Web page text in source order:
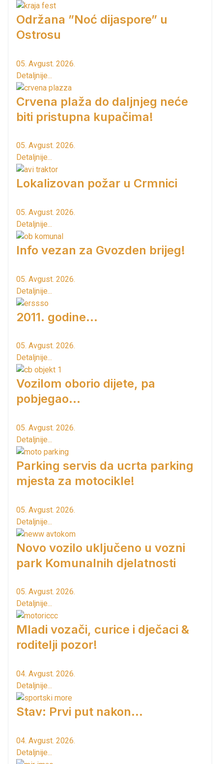
Održana ”Noć dijaspore” u
Ostrosu
05. Avgust. 2026.
Detaljnije...
Crvena plaža do daljnjeg neće
biti pristupna kupačima!
05. Avgust. 2026.
Detaljnije...
Lokalizovan požar u Crmnici
05. Avgust. 2026.
Detaljnije...
Info vezan za Gvozden brijeg!
05. Avgust. 2026.
Detaljnije...
2011. godine...
05. Avgust. 2026.
Detaljnije...
Vozilom oborio dijete, pa
pobjegao...
05. Avgust. 2026.
Detaljnije...
Parking servis da ucrta parking
mjesta za motocikle!
05. Avgust. 2026.
Detaljnije...
Novo vozilo uključeno u vozni
park Komunalnih djelatnosti
05. Avgust. 2026.
Detaljnije...
Mladi vozači, curice i dječaci &
roditelji pozor!
04. Avgust. 2026.
Detaljnije...
Stav: Prvi put nakon…
04. Avgust. 2026.
Detaljnije...